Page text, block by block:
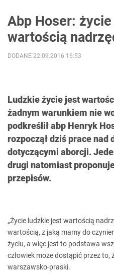
Abp Hoser:
wartością
Ludzkie życie jest
żadnym warunkiem nie
podkreślił abp Henryk
rozpoczął dziś prace nad
dotyczącymi aborcji.
drugi natomiast
przepisów.
DODANE 22.09.2016 16:53
„Życie ludzkie jest wartością
wartością, z jaką mamy do
życiu, a więc jest to podstawa
człowiek może dostąpić przez to,
warszawsko-praski.